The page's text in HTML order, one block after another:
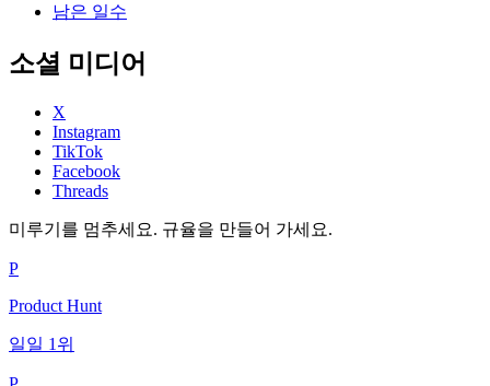
남은 일수
소셜 미디어
X
Instagram
TikTok
Facebook
Threads
미루기를 멈추세요. 규율을 만들어 가세요.
P
Product Hunt
일일 1위